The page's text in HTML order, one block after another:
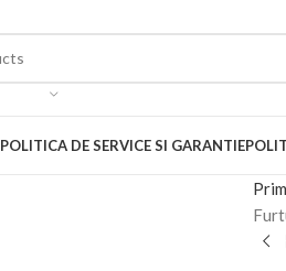
POLITICA DE SERVICE SI GARANTIE